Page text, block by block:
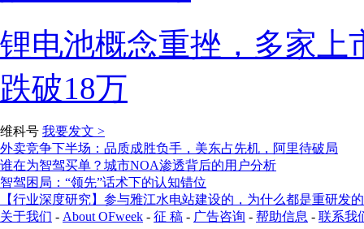
锂电池概念重挫，多家上
跌破18万
维科号 我要发文 >
外卖竞争下半场：品质成胜负手，美东占先机，阿里待破局
谁在为智驾买单？城市NOA渗透背后的用户分析
智驾困局：“领先”话术下的认知错位
【行业深度研究】参与雅江水电站建设的，为什么都是重研发
关于我们 - About OFweek - 征 稿 - 广告咨询 - 帮助信息 - 联系我